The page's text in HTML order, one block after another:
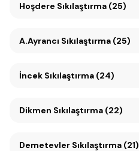
Hoşdere Sıkılaştırma (25)
A.Ayrancı Sıkılaştırma (25)
İncek Sıkılaştırma (24)
Dikmen Sıkılaştırma (22)
Demetevler Sıkılaştırma (21)